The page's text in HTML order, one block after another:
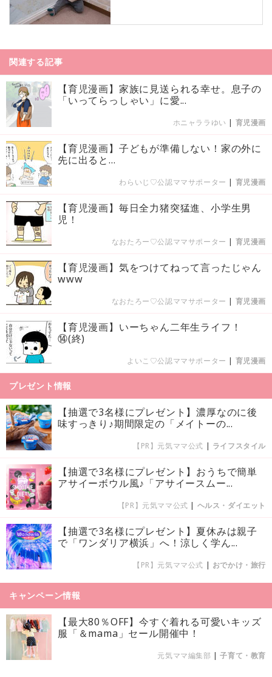
関連する記事
【育児漫画】家族に見送られる幸せ。息子の
「いってらっしゃい」に愛...
ホニャララゆい | 育児漫画
【育児漫画】子どもが準備しない！家の外に
先に出ると…
わらいじ♡公認ママサポーター | 育児漫画
【育児漫画】毎日全力猪突猛進、小学生男
児！
なおたろー♡公認ママサポーター | 育児漫画
【育児漫画】気をつけてねって言ったじゃん
www
なおたろー♡公認ママサポーター | 育児漫画
【育児漫画】いーちゃん二年生ライフ！
⑭(終)
よいこ♡公認ママサポーター | 育児漫画
プレゼント情報
【抽選で3名様にプレゼント】濃厚なのに後
味すっきり♪期間限定の「メイトーの...
【PR】元気ママ公式 | ライフスタイル
【抽選で3名様にプレゼント】おうちで簡単
アサイーボウル風♪「アサイースムー...
【PR】元気ママ公式 | ヘルス・ダイエット
【抽選で3名様にプレゼント】夏休みは親子
で「ワンダリア横浜」へ！涼しく学ん...
【PR】元気ママ公式 | おでかけ・旅行
キャンペーン情報
【最大80％OFF】今すぐ着れる可愛いキッズ
服「＆mama」セール開催中！
元気ママ編集部 |子育て・教育